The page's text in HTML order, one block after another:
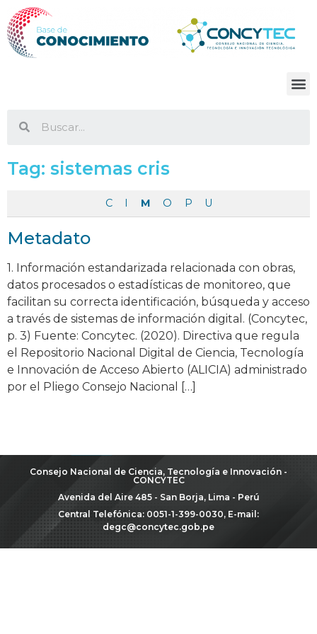
Tag: sistemas cris
C I M O P U
Metadato
1. Información estandarizada relacionada con obras,
datos procesados o estadísticas de monitoreo, que
facilitan su correcta identificación, búsqueda y acceso
a través de sistemas de información digital. (Concytec,
p. 3) Fuente: Concytec. (2020). Directiva que regula
el Repositorio Nacional Digital de Ciencia, Tecnología
e Innovación de Acceso Abierto (ALICIA) administrado
por el Pliego Consejo Nacional […]
Consejo Nacional de Ciencia, Tecnología e Innovación -
CONCYTEC
Avenida del Aire 485 - San Borja, Lima - Perú
Central Telefónica: 0051-1-399-0030, E-mail:
degc@concytec.gob.pe